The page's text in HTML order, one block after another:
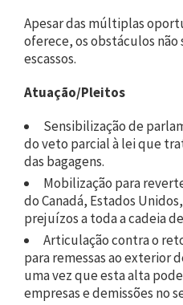
Apesar das múltiplas
oferece, os obstáculos não
escassos.
Atuação/Pleitos
Sensibilização de
do veto parcial à lei que
das bagagens.
Mobilização para
do Canadá, Estados
prejuízos a toda a cadeia
Articulação contra o
para remessas ao exterior
uma vez que esta alta
empresas e demissões no